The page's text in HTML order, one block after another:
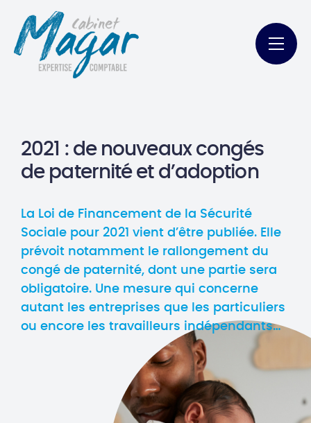
2021 : de nouveaux congés
de paternité et d’adoption
La Loi de Financement de la Sécurité
Sociale pour 2021 vient d’être publiée. Elle
prévoit notamment le rallongement du
congé de paternité, dont une partie sera
obligatoire. Une mesure qui concerne
autant les entreprises que les particuliers
ou encore les travailleurs indépendants…